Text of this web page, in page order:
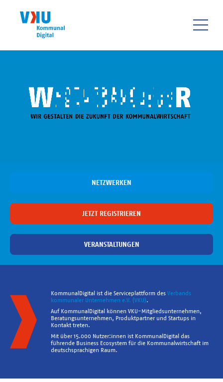
NETZWERKEN
JETZT REGISTRIEREN
VERANSTALTUNGEN
KommunalDigital ist die Serviceplattform des Verbands
kommunaler Unternehmen e.V. (VKU).
Auf KommunalDigital können VKU-Mitgliedsunternehmen,
Beratungsunternehmen, Produktpartner und Startups in
Kontakt treten.
Mit über 15.000 Nutzer:innen ist KommunalDigital das
führende Business Ecosystem für die Kommunalwirtschaft im
deutschsprachigen Raum.